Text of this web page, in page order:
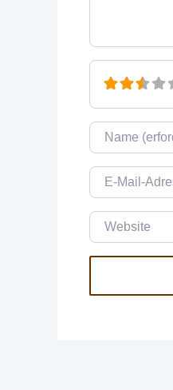
Name
E-Mail
Website